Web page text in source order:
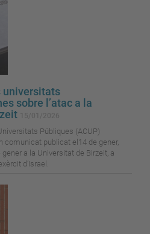
universitats
sobre l’atac a la
Públiques (ACUP)
comunicat publicat el14 de gener,
gener a la Universitat de Birzeit, a
d’Israel.